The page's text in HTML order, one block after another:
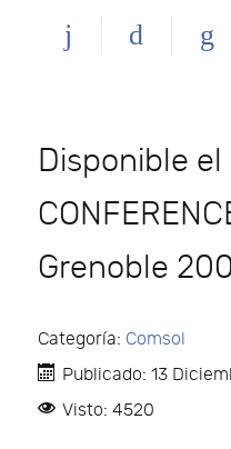
Disponible el
Grenoble
Categoría: Comsol
Publicado: 13
Visto: 4520